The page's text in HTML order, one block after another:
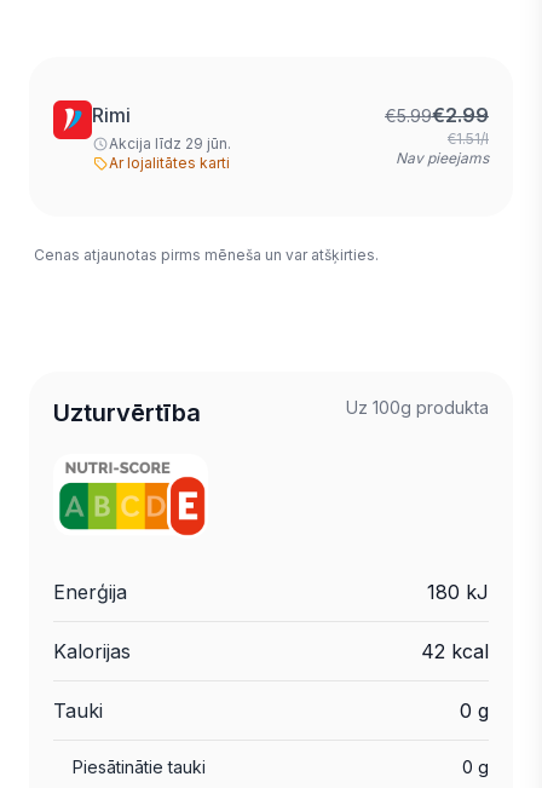
Rimi
Akcija līdz 29 jūn.
Ar lojalitātes karti
€5.99€2.99
€1.51/l
Nav pieejams
Cenas atjaunotas pirms mēneša un var atšķirties.
Uzturvērtība Uz 100g produkta
Enerģija 180 kJ
Kalorijas 42 kcal
Tauki 0 g
Piesātinātie tauki 0 g